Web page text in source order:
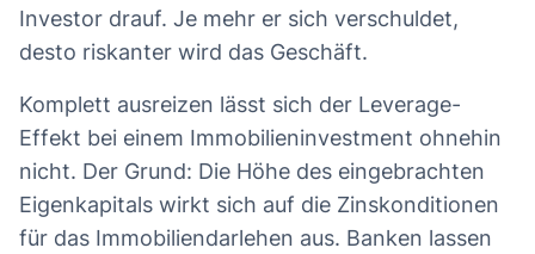
Investor drauf. Je mehr er sich verschuldet,
desto riskanter wird das Geschäft.
Komplett ausreizen lässt sich der Leverage-
Effekt bei einem Immobilieninvestment ohnehin
nicht. Der Grund: Die Höhe des eingebrachten
Eigenkapitals wirkt sich auf die Zinskonditionen
für das Immobiliendarlehen aus. Banken lassen